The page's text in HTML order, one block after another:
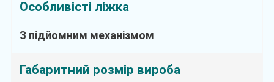
Особливісті ліжка
З підйомним механізмом
Габаритний розмір вироба